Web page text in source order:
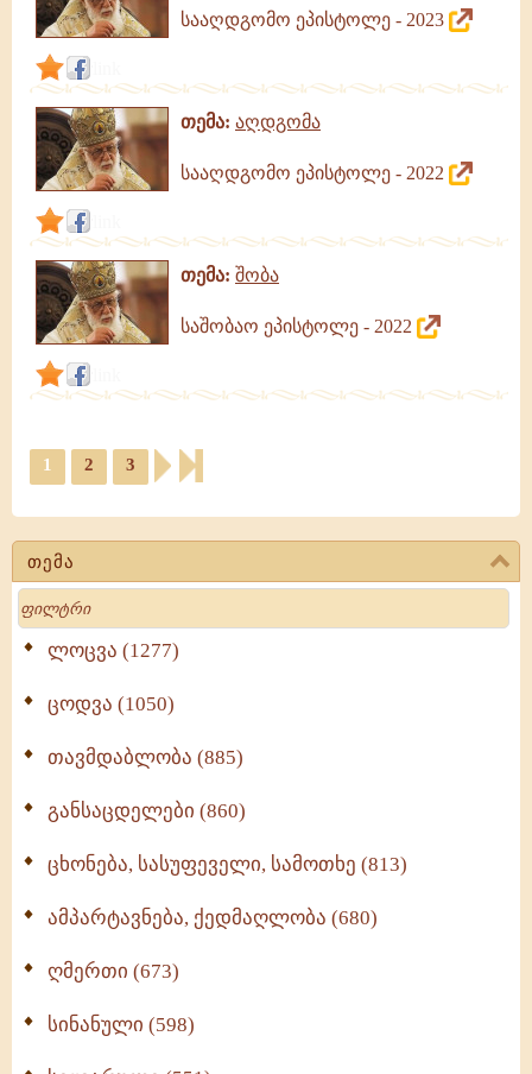
თემა
Search
ლოცვა (1277)
ცოდვა (1050)
თავმდაბლობა (885)
განსაცდელები (860)
ცხონება, სასუფეველი, სამოთხე (813)
ამპარტავნება, ქედმაღლობა (680)
ღმერთი (673)
სინანული (598)
სააღდგომო ეპისტოლე - 2023
თემა: აღდგომა
სააღდგომო ეპისტოლე - 2022
თემა: შობა
საშობაო ეპისტოლე - 2022
1 2 3